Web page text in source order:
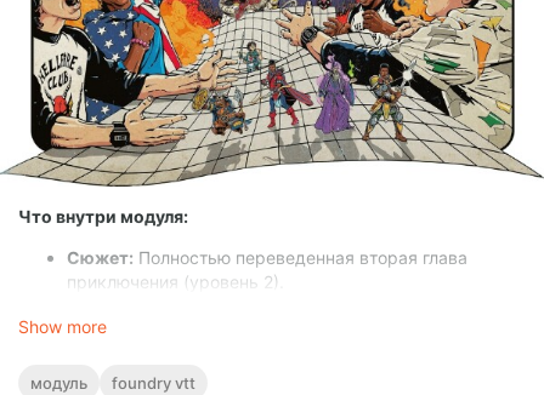
Что внутри модуля:
Сюжет: Полностью переведенная вторая глава
приключения (уровень 2).
настроенными стенами.
других монстров.
Show more
модуль foundry vtt